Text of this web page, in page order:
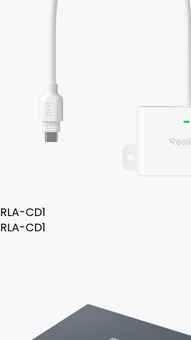
RLA-CD1
RLA-CD1